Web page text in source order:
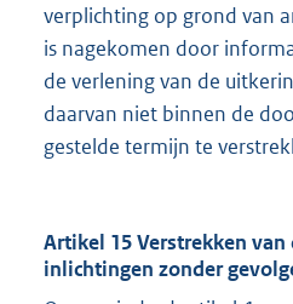
verplichting op grond van
is nagekomen door
de verlening van de
daarvan niet binnen de
gestelde termijn te
Artikel 15 Verstrekken
inlichtingen zonder